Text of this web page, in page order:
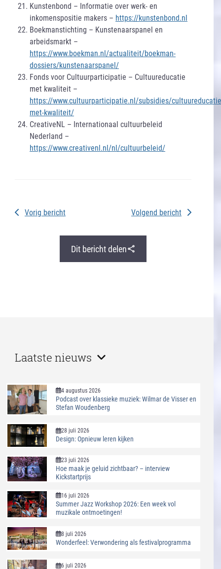
Kunstenbond – Informatie over werk- en
inkomenspositie makers – https://kunstenbond.nl
Boekmanstichting – Kunstenaarspanel en
arbeidsmarkt –
https://www.boekman.nl/actualiteit/boekman-
dossiers/kunstenaarspanel/
Fonds voor Cultuurparticipatie – Cultuureducatie
met kwaliteit –
https://www.cultuurparticipatie.nl/subsidies/
met-kwaliteit/
CreativeNL – Internationaal cultuurbeleid
Nederland –
https://www.creativenl.nl/nl/cultuurbeleid/
Vorig bericht Volgend bericht
Dit bericht delen
Laatste nieuws
4 augustus 2026
Podcast over klassieke muziek: Wilmar de Visser en
Stefan Woudenberg
28 juli 2026
Design: Opnieuw leren kijken
23 juli 2026
Hoe maak je geluid zichtbaar? – interview
Kickstartprijs
16 juli 2026
Summer Jazz Workshop 2026: Een week vol
muzikale ontmoetingen!
8 juli 2026
Wonderfeel: Verwondering als festivalprogramma
6 juli 2026